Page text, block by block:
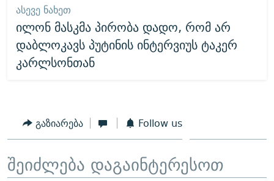
ᲐᲡᲔᲕᲔ ᲜᲐᲮᲔᲗ
ილონ მასკმა პირობა დადო, რომ არ
დაბლოკავს პუტინის ინტერვიუს ტაკერ
კარლსონთან
გაზიარება Follow us
შეიძლება დაგაინტერესოთ